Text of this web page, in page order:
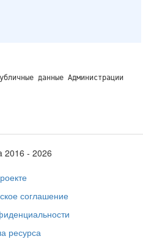
данные Администрации
2016 ‐ 2026
соглашение
ресурса